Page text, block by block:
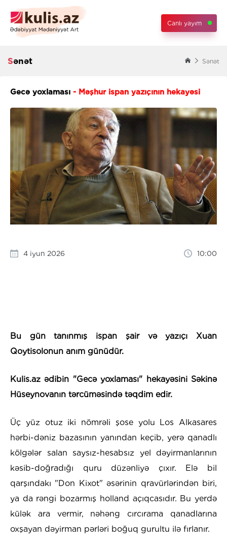
Canlı yayım
Sənət Sənət
Gecə yoxlaması - Məşhur ispan yazıçının hekayəsi
4 iyun 2026 10:00
Bu gün tanınmış ispan şair və yazıçı Xuan
Qoytisolonun anım günüdür.
Kulis.az ədibin "Gecə yoxlaması" hekayəsini Səkinə
Hüseynovanın tərcüməsində təqdim edir.
Üç yüz otuz iki nömrəli şose yolu Los Alkasares
hərbi-dəniz bazasının yanından keçib, yerə qanadlı
kölgələr salan saysız-hesabsız yel dəyirmanlarının
kəsib-doğradığı quru düzənliyə çıxır. Elə bil
qarşındakı "Don Kixot" əsərinin qravürlərindən biri,
ya da rəngi bozarmış holland açıqcasıdır. Bu yerdə
külək ara vermir, nəhəng cırcırama qanadlarına
oxşayan dəyirman pərləri boğuq gurultu ilə fırlanır.